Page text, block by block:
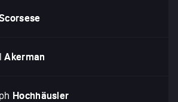
Akerman
Hochhäusler